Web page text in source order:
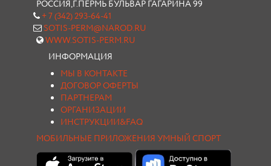
РОССИЯ,Г.ПЕРМЬ БУЛЬВАР ГАГАРИНА 99
+ 7 (342) 293-64-41
SOTIS-PERM@NAROD.RU
WWW.SOTIS-PERM.RU
ИНФОРМАЦИЯ
МЫ В КОНТАКТЕ
ДОГОВОР ОФЕРТЫ
ПАРТНЕРАМ
ОРГАНИЗАЦИИ
ИНСТРУКЦИИ&FAQ
МОБИЛЬНЫЕ ПРИЛОЖЕНИЯ УМНЫЙ СПОРТ